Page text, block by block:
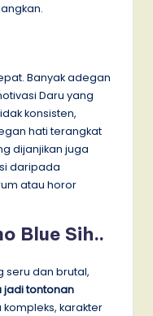
Banyak adegan
Daru yang
konsisten,
hati terangkat
dijanjikan juga
daripada
atau horor
Blue Sih..
seru dan brutal,
jadi tontonan
karakter